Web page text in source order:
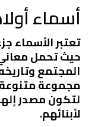
أسماء
تعتبر الأسماء
حيث تحمل
المجتمع
مجموعة متنوعة
لتكون مصدر
لأبنائهم.